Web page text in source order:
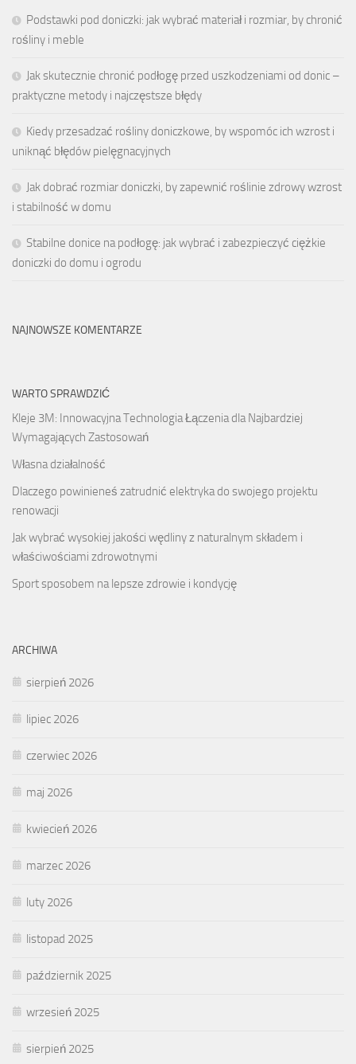
Podstawki pod doniczki: jak wybrać materiał i rozmiar, by chronić
rośliny i meble
Jak skutecznie chronić podłogę przed uszkodzeniami od donic –
praktyczne metody i najczęstsze błędy
Kiedy przesadzać rośliny doniczkowe, by wspomóc ich wzrost i
uniknąć błędów pielęgnacyjnych
Jak dobrać rozmiar doniczki, by zapewnić roślinie zdrowy wzrost
i stabilność w domu
Stabilne donice na podłogę: jak wybrać i zabezpieczyć ciężkie
doniczki do domu i ogrodu
NAJNOWSZE KOMENTARZE
WARTO SPRAWDZIĆ
Kleje 3M: Innowacyjna Technologia Łączenia dla Najbardziej
Wymagających Zastosowań
Własna działalność
Dlaczego powinieneś zatrudnić elektryka do swojego projektu
renowacji
Jak wybrać wysokiej jakości wędliny z naturalnym składem i
właściwościami zdrowotnymi
Sport sposobem na lepsze zdrowie i kondycję
ARCHIWA
sierpień 2026
lipiec 2026
czerwiec 2026
maj 2026
kwiecień 2026
marzec 2026
luty 2026
listopad 2025
październik 2025
wrzesień 2025
sierpień 2025